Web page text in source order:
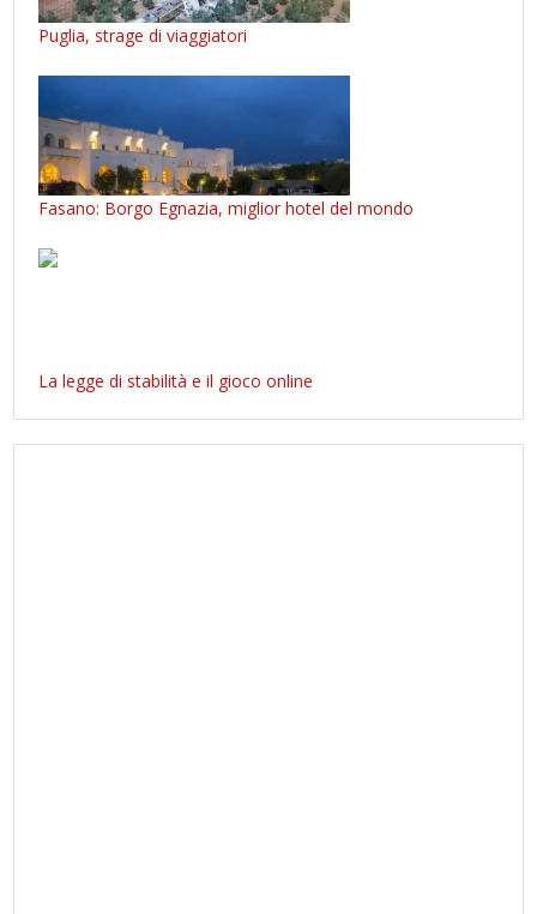
Puglia, strage di viaggiatori
Fasano: Borgo Egnazia, miglior hotel del mondo
La legge di stabilità e il gioco online